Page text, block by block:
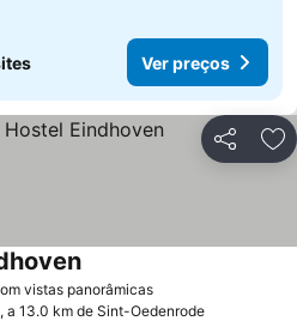
Ver preços
Partilhar
vistas panorâmicas
a 13.0 km de Sint-Oedenrode